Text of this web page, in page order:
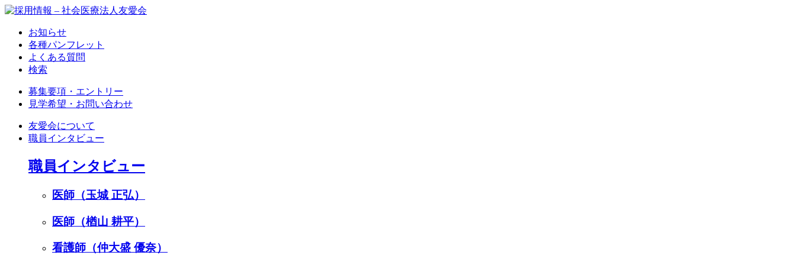
お知らせ
各種パンフレット
よくある質問
検索
募集要項・エントリー
見学希望・お問い合わせ
友愛会について
職員インタビュー
職員インタビュー
医師（玉城 正弘）
医師（楢山 耕平）
看護師（仲大盛 優奈）